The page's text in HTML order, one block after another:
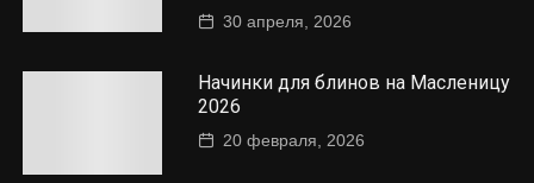
30 апреля, 2026
Начинки для блинов на Масленицу
2026
20 февраля, 2026